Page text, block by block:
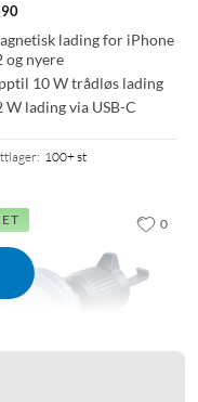
90
lading for iPhone
og nyere
10 W trådløs lading
W lading via USB-C
: 100+ st
0